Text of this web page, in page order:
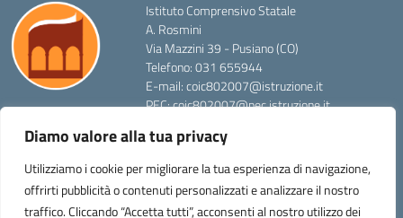
Diamo valore alla tua privacy
Utilizziamo i cookie per migliorare la tua esperienza di navigazione,
offrirti pubblicità o contenuti personalizzati e analizzare il nostro
traffico. Cliccando “Accetta tutti”, acconsenti al nostro utilizzo dei
Istituto Comprensivo Statale
A. Rosmini
Via Mazzini 39 - Pusiano (CO)
Telefono: 031 655944
E-mail: coic802007@istruzione.it
PEC: coic802007@pec.istruzione.it
Codice Fiscale: 82002340139
FAX: 031657136